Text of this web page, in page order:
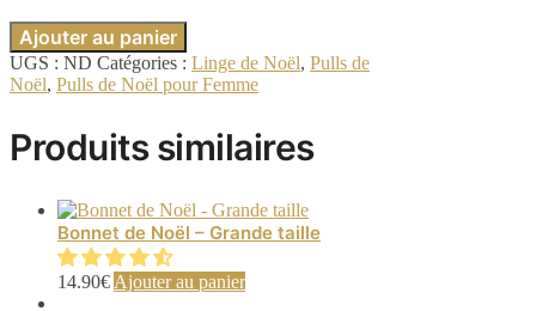
Ajouter au panier
UGS : ND Catégories : Linge de Noël, Pulls de
Noël, Pulls de Noël pour Femme
Produits similaires
Bonnet de Noël – Grande taille
14.90€ Ajouter au panier